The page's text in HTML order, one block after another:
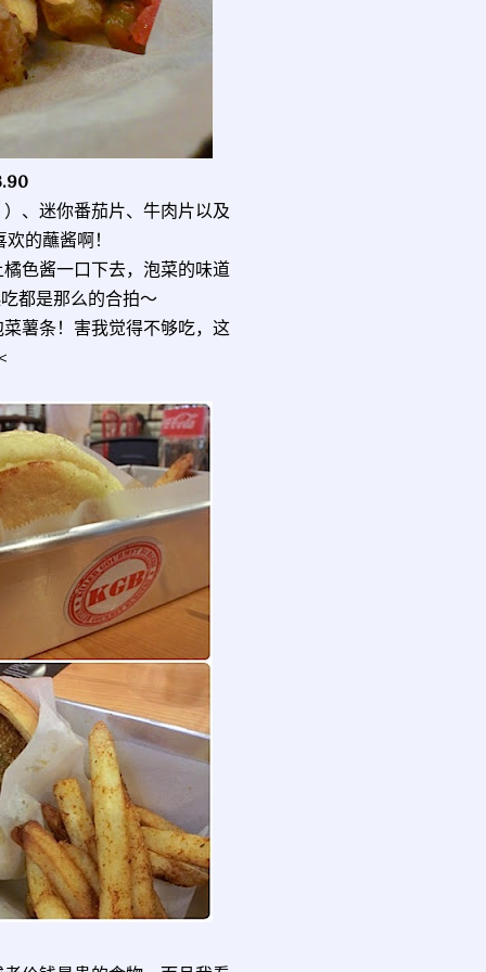
、迷你番茄片、牛肉片以及
的蘸酱啊！
色酱一口下去，泡菜的味道
都是那么的合拍～
薯条！害我觉得不够吃，这